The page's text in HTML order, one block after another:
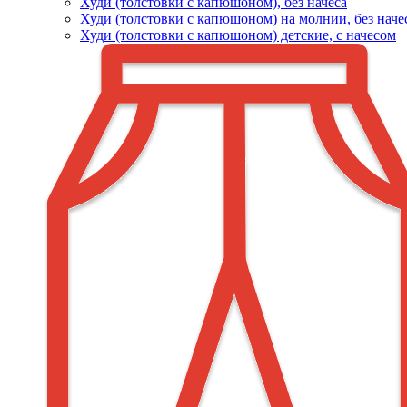
Худи (толстовки с капюшоном) на молнии, без
Худи (толстовки c капюшоном) детские, с начесом